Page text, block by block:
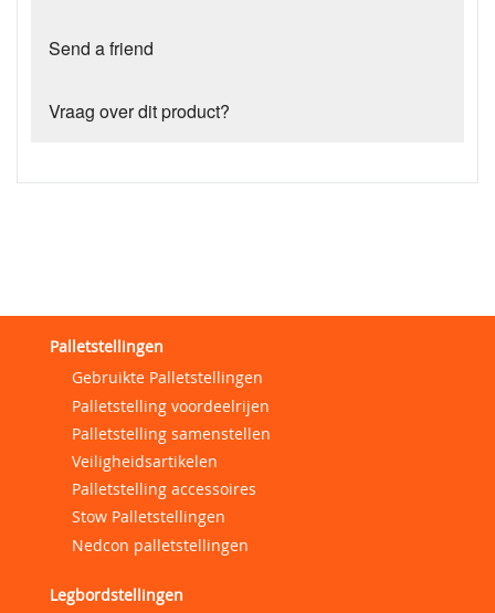
Send a friend
Vraag over dit product?
Palletstellingen
Gebruikte Palletstellingen
Palletstelling voordeelrijen
Palletstelling samenstellen
Veiligheidsartikelen
Palletstelling accessoires
Stow Palletstellingen
Nedcon palletstellingen
Legbordstellingen